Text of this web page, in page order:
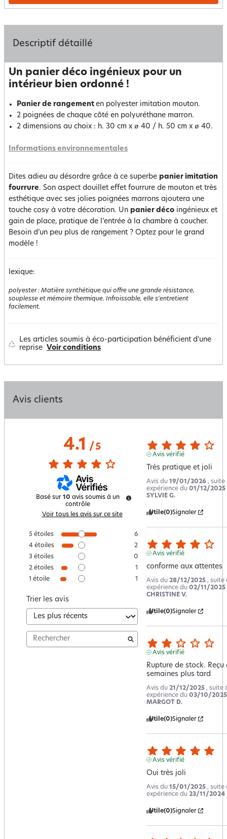
Descriptif détaillé
Un panier déco ingénieux pour un
intérieur bien ordonné !
Panier de rangement en polyester imitation mouton.
2 poignées de chaque côté en polyuréthane marron.
2 dimensions au choix : h. 30 cm x ø 40 / h. 50 cm x ø 40.
Informations environnementales
Dites adieu au désordre grâce à ce superbe panier imitation
fourrure. Son aspect douillet effet fourrure de mouton et très
esthétique avec ses jolies poignées marrons ajoutera une
touche cosy à votre décoration. Un panier déco ingénieux et
gain de place, pratique de l’entrée à la chambre à coucher.
Besoin d’un peu plus de rangement ? Optez pour le grand
modèle !
lexique:
polyester: Matière synthétique qui offre une grande résistance,
souplesse et mémoire thermique. Infroissable, elle s'entretient
facilement.
Les articles soumis à éco-participation bénéficient d'une
reprise Voir conditions
Avis clients
4.1/ 5
Basé sur 10 avis soumis à un
contrôle
Voir tous les avis sur ce site
5 étoiles
6
4 étoiles
2
3 étoiles
0
2 étoiles
1
1 étoile 1
Trier les avis
Avis vérifié
Très pratique et joli
Avis du 19/01/2026 , suite
expérience du 01/12/2025
SYLVIE G.
Utile(0)Signaler
Avis vérifié
conforme aux attentes
Avis du 28/12/2025 , suite
expérience du 02/11/2025
CHRISTINE V.
Utile(0)Signaler
Avis vérifié
Rupture de stock. Reçu
semaines plus tard
Avis du 21/12/2025 , suite
expérience du 03/10/2025
MARGOT D.
Utile(0)Signaler
Avis vérifié
Oui très joli
Avis du 15/01/2025 , suite
expérience du 23/11/2024
Utile(0)Signaler